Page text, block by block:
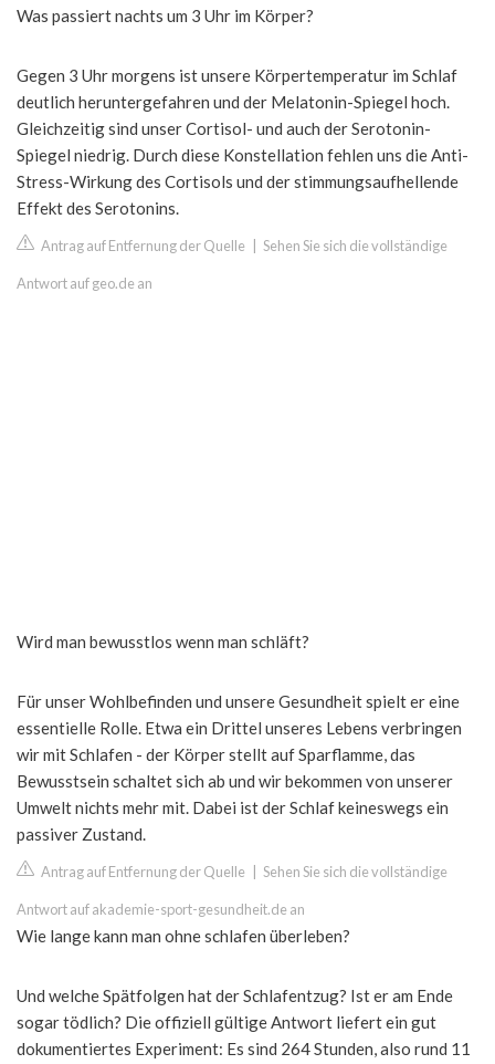
Was passiert nachts um 3 Uhr im Körper?
Gegen 3 Uhr morgens ist unsere Körpertemperatur im Schlaf
deutlich heruntergefahren und der Melatonin-Spiegel hoch.
Gleichzeitig sind unser Cortisol- und auch der Serotonin-
Spiegel niedrig. Durch diese Konstellation fehlen uns die Anti-
Stress-Wirkung des Cortisols und der stimmungsaufhellende
Effekt des Serotonins.
Antrag auf Entfernung der Quelle Sehen Sie sich die vollständige
Antwort auf geo.de an
Wird man bewusstlos wenn man schläft?
Für unser Wohlbefinden und unsere Gesundheit spielt er eine
essentielle Rolle. Etwa ein Drittel unseres Lebens verbringen
wir mit Schlafen - der Körper stellt auf Sparflamme, das
Bewusstsein schaltet sich ab und wir bekommen von unserer
Umwelt nichts mehr mit. Dabei ist der Schlaf keineswegs ein
passiver Zustand.
Antrag auf Entfernung der Quelle Sehen Sie sich die vollständige
Antwort auf akademie-sport-gesundheit.de an
Wie lange kann man ohne schlafen überleben?
Und welche Spätfolgen hat der Schlafentzug? Ist er am Ende
sogar tödlich? Die offiziell gültige Antwort liefert ein gut
dokumentiertes Experiment: Es sind 264 Stunden, also rund 11